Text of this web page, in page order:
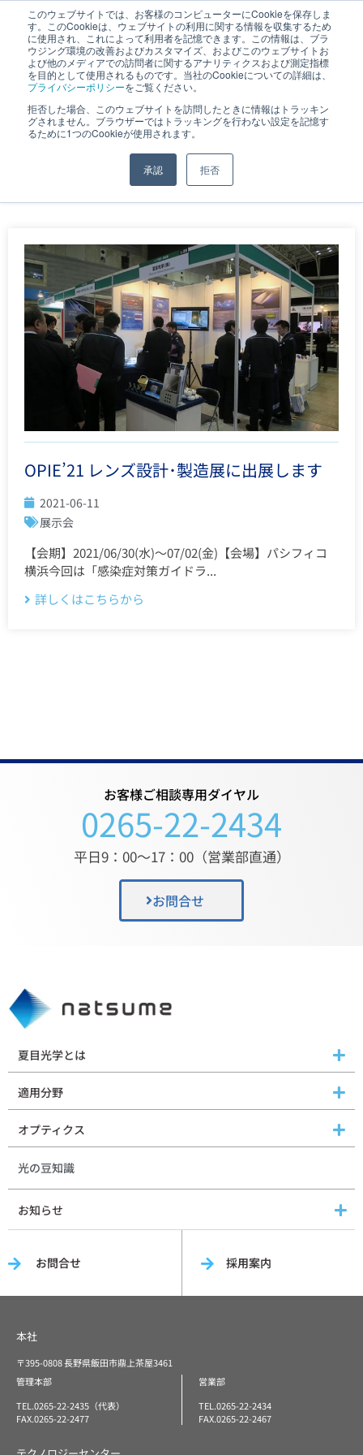
このウェブサイトでは、お客様のコンピューターにCookieを保存しま
す。このCookieは、ウェブサイトの利用に関する情報を収集するため
に使用され、これによって利用者を記憶できます。この情報は、ブラ
ウジング環境の改善およびカスタマイズ、およびこのウェブサイトお
よび他のメディアでの訪問者に関するアナリティクスおよび測定指標
を目的として使用されるものです。当社のCookieについての詳細は、
プライバシーポリシーをご覧ください。
拒否した場合、このウェブサイトを訪問したときに情報はトラッキン
グされません。ブラウザーではトラッキングを行わない設定を記憶す
るために1つのCookieが使用されます。
承認 拒否
JP｜EN
6月 11, 2021
OPIE’21 レンズ設計･製造展に出展します
2021-06-11
展示会
【会期】2021/06/30(水)～07/02(金)【会場】パシフィコ
横浜今回は「感染症対策ガイドラ...
詳しくはこちらから
お客様ご相談専用ダイヤル
0265-22-2434
平日9：00〜17：00（営業部直通）
お問合せ
夏目光学とは
適用分野
オプティクス
光の豆知識
お知らせ
お問合せ 採用案内
本社
〒395-0808 長野県飯田市鼎上茶屋3461
管理本部
TEL.0265-22-2435（代表）
FAX.0265-22-2477
営業部
TEL.0265-22-2434
FAX.0265-22-2467